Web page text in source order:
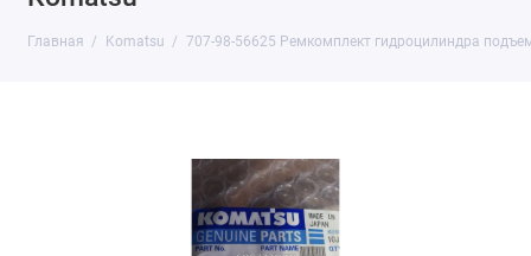
Главная Komatsu 707-98-56625 Ремкомплект гидроцилиндра